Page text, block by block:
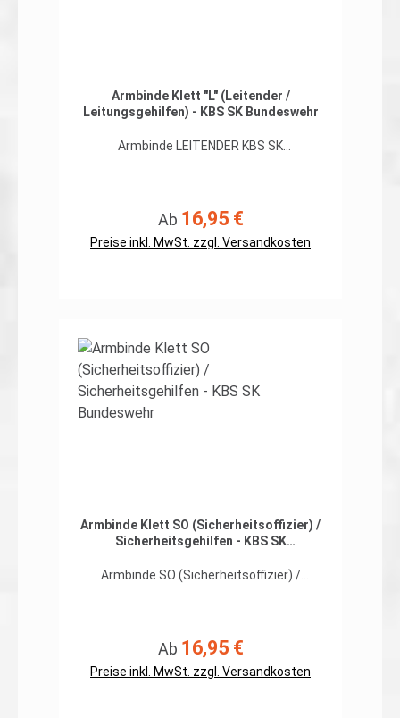
Armbinde Klett "L" (Leitender /
Leitungsgehilfen) - KBS SK Bundeswehr
Armbinde LEITENDER KBS SK
Kampfbekleidungssatz Streitkräfte (KBS
SK), dienstliche Regenjacke, Combatshirts
und alle anderen Oberbekleidungen mit
Armumfang von 46-55cm (Sondermaße
gesondert anfragen) Höhe 100mm
Lieferumfang: 1 Armbinde Rückseite Klett,
Haken Auch dem SO, der Aufsicht, dem
Schreiber und dem Mun-Ausgeber wird
Regulärer Preis:
Ab 16,95 €
Preise inkl. MwSt. zzgl. Versandkosten
Details
Armbinde Klett SO (Sicherheitsoffizier) /
Sicherheitsgehilfen - KBS SK
Armbinde SO (Sicherheitsoffizier) /
geeignet für den neuen
Kampfbekleidungssatz Streitkräfte (KBS
SK), dienstliche Regenjacke, Combatshirts
Regulärer Preis:
Ab 16,95 €
Preise inkl. MwSt. zzgl. Versandkosten